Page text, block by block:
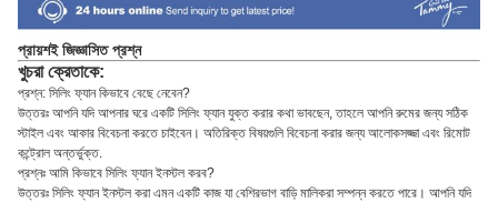
প্রায়শই জিজ্ঞাসিত প্রশ্ন
খুচরা ক্রেতাকে:
প্রশ্ন: সিলিং ফ্যান কিভাবে বেছে নেবেন?
উত্তরঃ আপনি যদি আপনার ঘরে একটি সিলিং ফ্যান যুক্ত করার কথা ভাবছেন, তাহলে আপনি রুমের জন্য সঠিক
স্টাইল এবং আকার বিবেচনা করতে চাইবেন। অতিরিক্ত বিষয়গুলি বিবেচনা করার জন্য আলোকসজ্জা এবং রিমোট
কন্ট্রোল অন্তর্ভুক্ত.
প্রশ্নঃ আমি কিভাবে সিলিং ফ্যান ইনস্টল করব?
উত্তরঃ সিলিং ফ্যান ইনস্টল করা এমন একটি কাজ যা বেশিরভাগ বাড়ি মালিকরা সম্পন্ন করতে পারে। আপনি যদি